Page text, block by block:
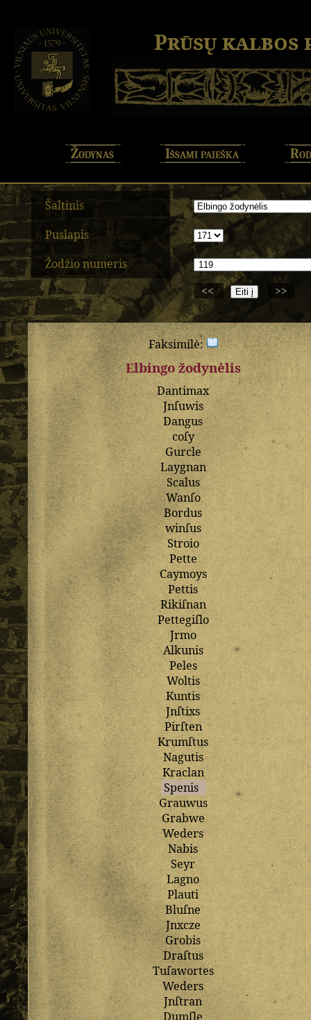
Prūsų kalbos
Žodynas Išsami paieška
Šaltinis
Puslapis
Žodžio numeris
<<
>>
Faksimilė:
Elbingo žodynėlis
Dantimax
Jnſuwis
Dangus
coſy
Gurcle
Laygnan
Scalus
Wanſo
Bordus
winſus
Stroio
Pette
Caymoys
Pettis
Rikiſnan
Pettegiſlo
Jrmo
Alkunis
Peles
Woltis
Kuntis
Jnſtixs
Pirſten
Krumſtus
Nagutis
Kraclan
Spenis
Grauwus
Grabwe
Weders
Nabis
Seyr
Lagno
Plauti
Bluſne
Jnxcze
Grobis
Draſtus
Tuſawortes
Weders
Jnſtran
Dumſle